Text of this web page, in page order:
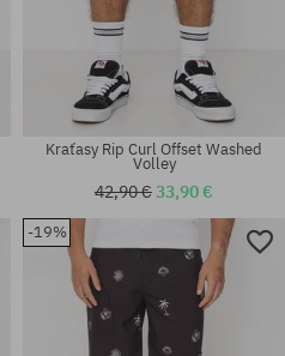
Kraťasy Rip Curl Offset Washed
Volley
42,90 €33,90 €
-19%